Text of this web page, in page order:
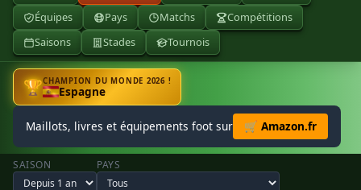
Équipes
Pays Matchs
Compétitions
Saisons
Stades Tournois
🏆CHAMPION DU MONDE 2026 !
Espagne
Maillots, livres et équipements foot sur 🛒 Amazon.fr
SAISON PAYS